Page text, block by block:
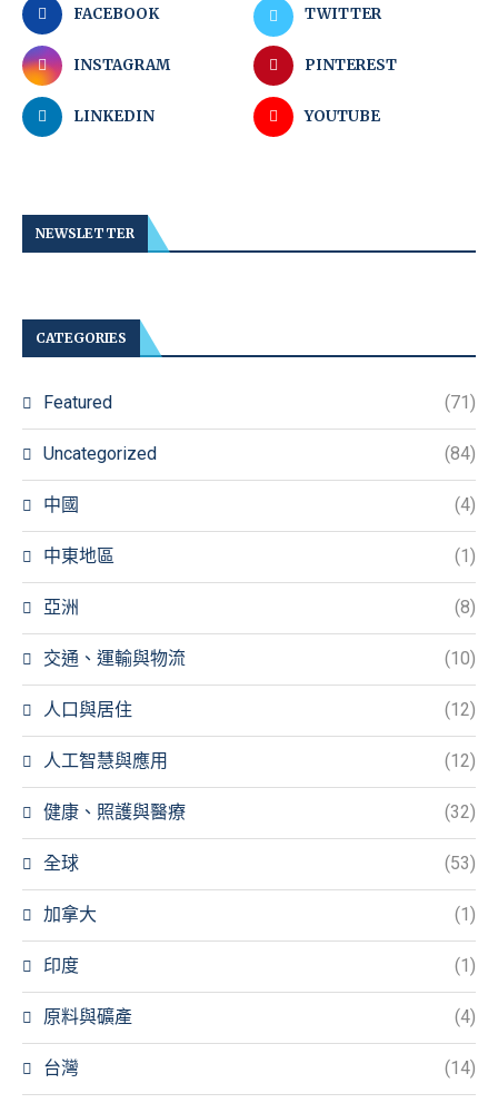
FACEBOOK TWITTER
INSTAGRAM PINTEREST
LINKEDIN YOUTUBE
NEWSLETTER
CATEGORIES
Featured (71)
Uncategorized (84)
中國 (4)
中東地區 (1)
亞洲 (8)
交通、運輸與物流 (10)
人口與居住 (12)
人工智慧與應用 (12)
健康、照護與醫療 (32)
全球 (53)
加拿大 (1)
印度 (1)
原料與礦產 (4)
台灣 (14)